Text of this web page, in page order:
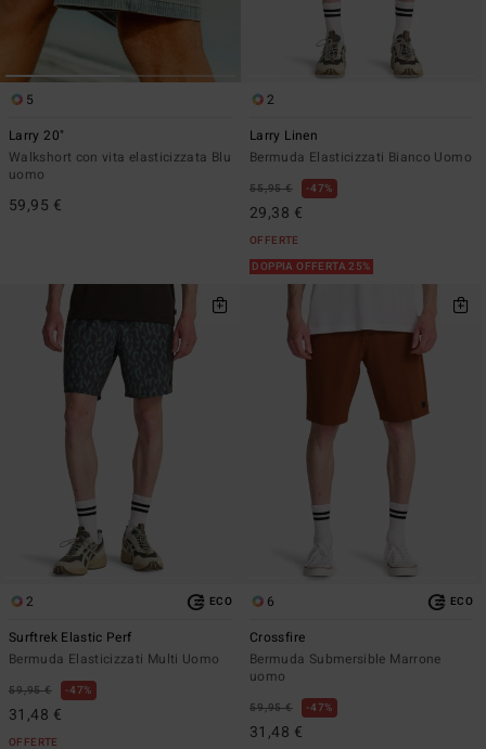
5
Larry 20"
Walkshort con vita elasticizzata Blu
uomo
59,95 €
2
Larry Linen
Bermuda Elasticizzati Bianco Uomo
55,95 € 47%
29,38 €
OFFERTE
DOPPIA OFFERTA 25%
2 ECO
Surftrek Elastic Perf
Bermuda Elasticizzati Multi Uomo
59,95 € 47%
31,48 €
OFFERTE
6 ECO
Crossfire
Bermuda Submersible Marrone
uomo
59,95 € 47%
31,48 €